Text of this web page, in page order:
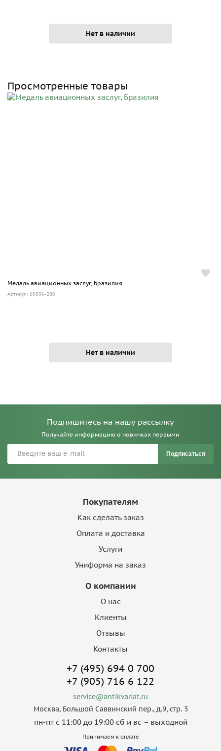
Нет в наличии
Просмотренные товары
Медаль авиационных заслуг, Бразилия
Артикул: 60506-280
Нет в наличии
Подпишитесь на нашу рассылку
Получайте информацию о новинках первыми
Подписаться
Покупателям
Как сделать заказ
Оплата и доставка
Услуги
Униформа на заказ
О компании
О нас
Клиенты
Отзывы
Контакты
+7 (495) 694 0 700
+7 (905) 716 6 122
service@antikvariat.ru
Москва, Большой Саввинский пер., д.9, стр. 3
пн-пт с 11:00 до 19:00 сб и вс – выходной
Принимаем к оплате